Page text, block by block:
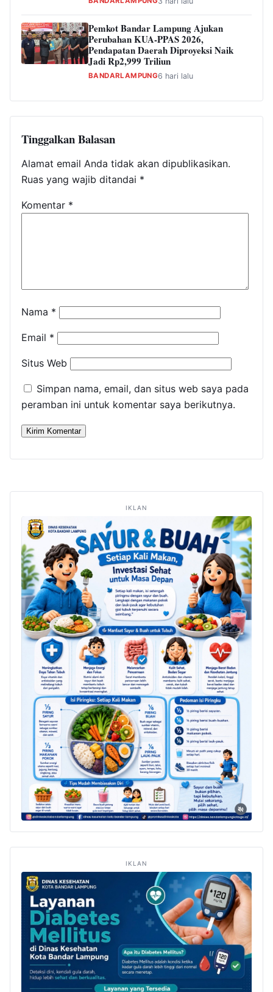
Pemkot Bandar Lampung Ajukan
Perubahan KUA-PPAS 2026,
Pendapatan Daerah Diproyeksi Naik
Jadi Rp2,999 Triliun
BANDARLAMPUNG6 hari lalu
Tinggalkan Balasan
Alamat email Anda tidak akan dipublikasikan.
Ruas yang wajib ditandai *
Komentar *
Nama *
Email *
Situs Web
Simpan nama, email, dan situs web saya pada
peramban ini untuk komentar saya berikutnya.
IKLAN
IKLAN